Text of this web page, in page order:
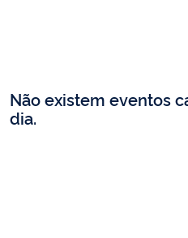
Não existem eventos
dia.